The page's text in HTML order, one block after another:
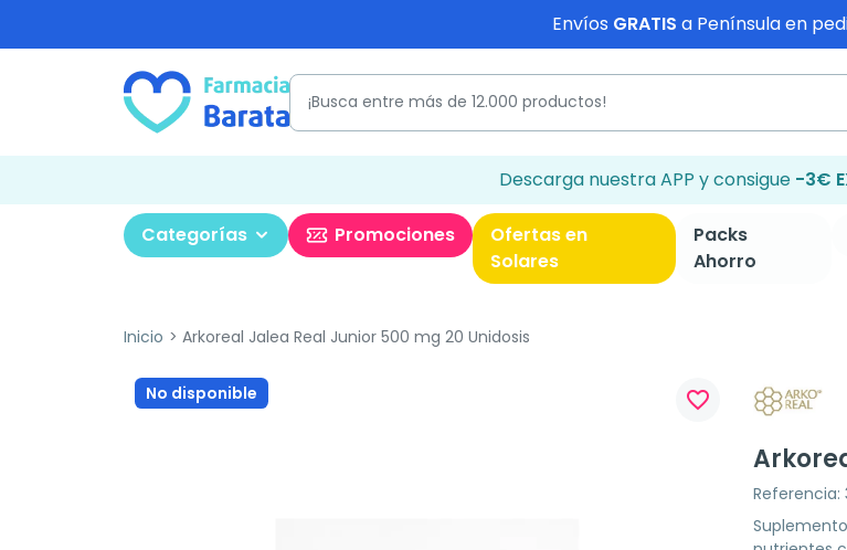
Envíos GRATIS a Península en
Descarga nuestra APP y consigue -3€
Categorías Promociones
Ofertas en
Solares
Packs
Ahorro
Inicio Arkoreal Jalea Real Junior 500 mg 20 Unidosis
No disponible favorite_border
Referencia: